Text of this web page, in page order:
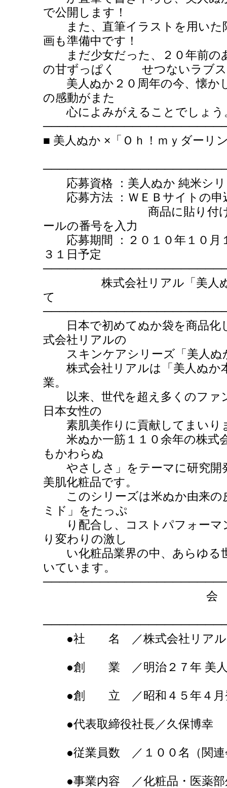
で公開します！
また、直筆イラストを用いた
画も準備中です！
まだ少女だった、２０年前の
の甘ずっぱく せつないラブス
美人ぬか２０周年の今、懐か
の感動がまた
心によみがえることでしょう
■ 美人ぬか ×「Ｏｈ！ｍｙダ
応募資格 ：美人ぬか 純米シリ
応募方法 ：ＷＥＢサイトの申
商品に貼り付けの、
ールの番号を入力
応募期間 ：２０１０年１０月
３１日予定
株式会社リアル「美人ぬか
て
日本で初めてぬか袋を商品化
式会社リアルの
スキンケアシリーズ「美人ぬ
株式会社リアルは「美人ぬか
業。
以来、世代を超え多くのファ
日本女性の
素肌美作りに貢献してまいり
米ぬか一筋１１０余年の株式
もかわらぬ
やさしさ」をテーマに研究開
美肌化粧品です。
このシリーズは米ぬか由来の
ミド」をたっぷ
り配合し、コストパフォーマ
り変わりの激し
い化粧品業界の中、あらゆる
いています。
会 社
●社 名 ／株
●創 業 ／明治２７年 美
●創 立 ／昭和４５年
●代表取締役社
●従業員数 ／１００
●事業内容 ／化粧品・